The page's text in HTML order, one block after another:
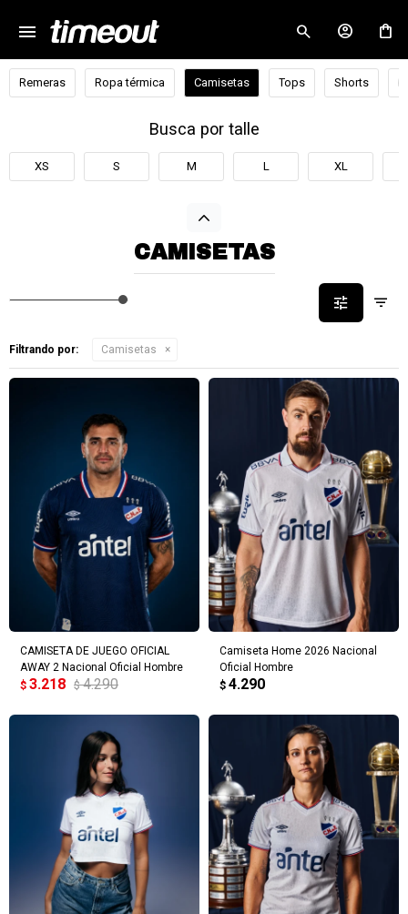
menu
Remeras Ropa térmica Camisetas Tops Shorts
Busca por talle
XS S M L XL
CAMISETAS
Filtrando por: Camisetas
CAMISETA DE JUEGO OFICIAL
AWAY 2 Nacional Oficial Hombre
$ 3.218 $ 4.290
Camiseta Home 2026 Nacional
Oficial Hombre
$ 4.290